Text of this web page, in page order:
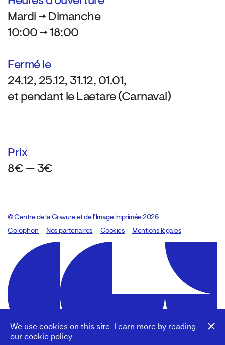
We use cookies on this site. Learn more by reading
our cookie policy.
Mardi → Dimanche
10:00 → 18:00
Fermé le
24.12, 25.12, 31.12, 01.01,
et pendant le Laetare (Carnaval)
Prix
8€ — 3€
© Centre de la Gravure et de l’Image imprimée 2026
Colophon
Design:Marcel Kaczmarek, code:8080.studio
Nos partenaires Cookies Mentions légales